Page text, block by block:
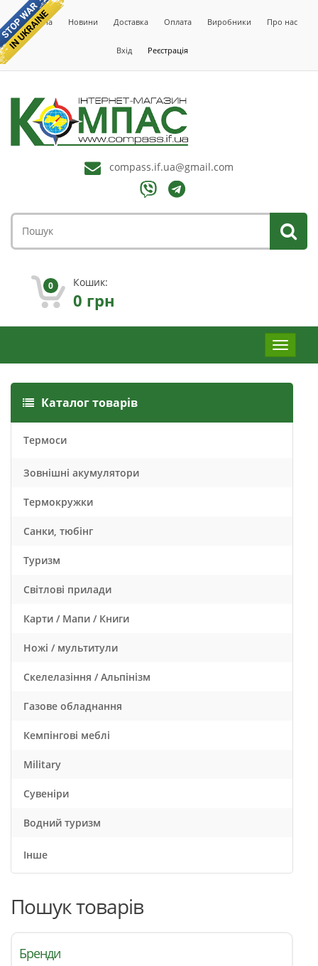
Головна Новини Доставка Оплата Виробники Про нас
Вхід Реєстрація
compass.if.ua@gmail.com
0 Кошик:
0 грн
Меню
Каталог товарів
Термоси
Зовнішні акумулятори
Термокружки
Санки, тюбінг
Туризм
Світлові прилади
Карти / Мапи / Книги
Ножі / мультитули
Скелелазіння / Альпінізм
Газове обладнання
Кемпінгові меблі
Military
Сувеніри
Водний туризм
Інше
Пошук товарів
Бренди